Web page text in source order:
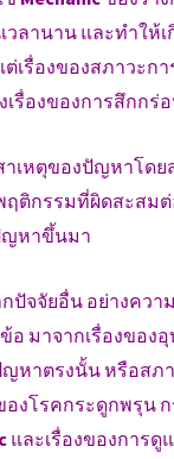
วลานาน และทำให้
เรื่องของสภาวะกา
เรื่องของการสึกกร่
าเหตุของปัญหาโด
ฤติกรรมที่ผิดสะสมต่
ญหาขึ้นมา
ปัจจัยอื่น อย่างควา
มาจากเรื่องของอุ
ญหาตรงนั้น หรือสภ
องโรคกระดูกพรุน
และเรื่องของการดู